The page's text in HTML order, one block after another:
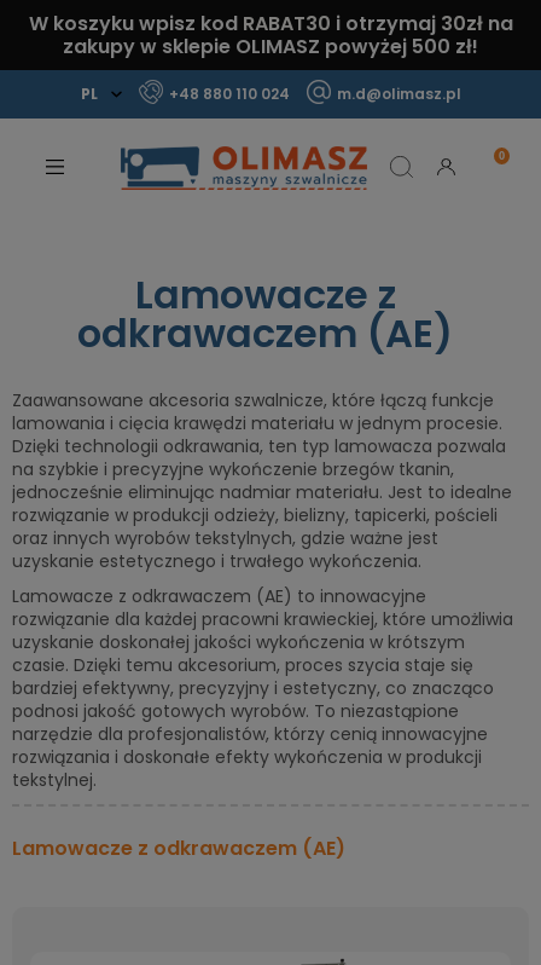
W koszyku wpisz kod RABAT30 i otrzymaj 30złna
zakupy w sklepie OLIMASZ powyżej 500 zł!
+48 880 110 024 m.d@olimasz.pl
Sprawdź!
Lamowacze z
odkrawaczem (AE)
Zaawansowane akcesoria szwalnicze, które łączą funkcje
lamowania i cięcia krawędzi materiału w jednym procesie.
Dzięki technologii odkrawania, ten typ lamowacza pozwala
na szybkie i precyzyjne wykończenie brzegów tkanin,
jednocześnie eliminując nadmiar materiału. Jest to idealne
rozwiązanie w produkcji odzieży, bielizny, tapicerki, pościeli
oraz innych wyrobów tekstylnych, gdzie ważne jest
uzyskanie estetycznego i trwałego wykończenia.
Lamowacze z odkrawaczem (AE) to innowacyjne
rozwiązanie dla każdej pracowni krawieckiej, które umożliwia
uzyskanie doskonałej jakości wykończenia w krótszym
czasie. Dzięki temu akcesorium, proces szycia staje się
bardziej efektywny, precyzyjny i estetyczny, co znacząco
podnosi jakość gotowych wyrobów. To niezastąpione
narzędzie dla profesjonalistów, którzy cenią innowacyjne
rozwiązania i doskonałe efekty wykończenia w produkcji
tekstylnej.
Lamowacze z odkrawaczem (AE)